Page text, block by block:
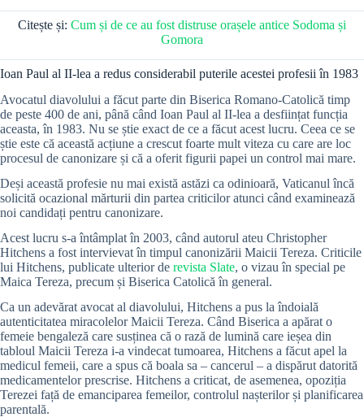
Citește și: Cum și de ce au fost distruse orașele antice Sodoma și
Gomora
Ioan Paul al II-lea a redus considerabil puterile acestei profesii în 1983
Avocatul diavolului a făcut parte din Biserica Romano-Catolică timp
de peste 400 de ani, până când Ioan Paul al II-lea a desființat funcția
aceasta, în 1983. Nu se știe exact de ce a făcut acest lucru. Ceea ce se
știe este că această acțiune a crescut foarte mult viteza cu care are loc
procesul de canonizare și că a oferit figurii papei un control mai mare.
Deși această profesie nu mai există astăzi ca odinioară, Vaticanul încă
solicită ocazional mărturii din partea criticilor atunci când examinează
noi candidați pentru canonizare.
Acest lucru s-a întâmplat în 2003, când autorul ateu Christopher
Hitchens a fost intervievat în timpul canonizării Maicii Tereza. Criticile
lui Hitchens, publicate ulterior de revista Slate, o vizau în special pe
Maica Tereza, precum și Biserica Catolică în general.
Ca un adevărat avocat al diavolului, Hitchens a pus la îndoială
autenticitatea miracolelor Maicii Tereza. Când Biserica a apărat o
femeie bengaleză care susținea că o rază de lumină care ieșea din
tabloul Maicii Tereza i-a vindecat tumoarea, Hitchens a făcut apel la
medicul femeii, care a spus că boala sa – cancerul – a dispărut datorită
medicamentelor prescrise. Hitchens a criticat, de asemenea, opoziția
Terezei față de emanciparea femeilor, controlul nașterilor și planificarea
parentală.